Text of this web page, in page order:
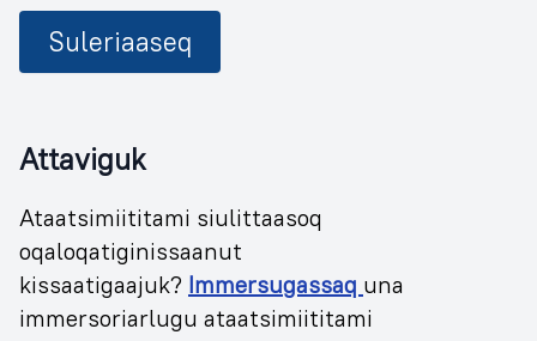
Suleriaaseq
Attaviguk
Ataatsimiititami siulittaasoq
oqaloqatiginissaanut
kissaatigaajuk? Immersugassaq una
immersoriarlugu ataatsimiititami